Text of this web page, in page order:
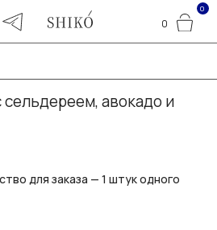
0
0
авокадо и
для заказа — 1 штук одного